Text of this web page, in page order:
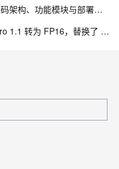
医院APP开发指南：互联网医院系统源码架构、功能模块与部署流程解析
浏览器本地跑中文 TTS：我们将 Kokoro 1.1 转为 FP16，替换了 Piper 中文配音